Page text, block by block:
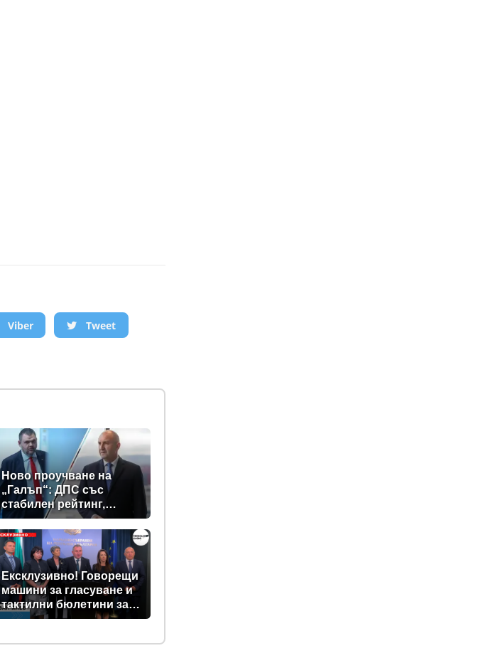
Viber
Tweet
Ново проучване на
„Галъп“: ДПС със
стабилен рейтинг,
подкрепата към Радев
се запазва
Ексклузивно! Говорещи
машини за гласуване и
тактилни бюлетини за
незрящите предвиждат
правила! (ВИДЕО)